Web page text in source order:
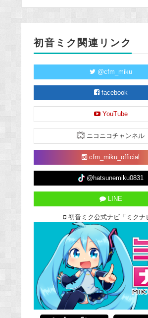
初音ミク関連リンク
@cfm_miku
facebook
YouTube
ニコニコチャンネル
cfm_miku_official
@hatsunemiku0831
LINE
初音ミク公式ナビ「ミクナ